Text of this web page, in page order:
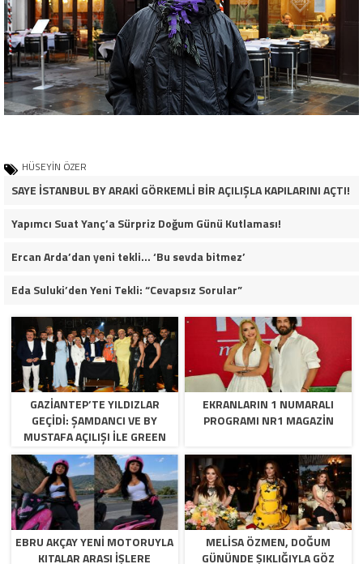
HÜSEYİN ÖZER
SAYE İSTANBUL BY ARAKİ GÖRKEMLİ BİR AÇILIŞLA KAPILARINI AÇTI!
Yapımcı Suat Yanç’a Sürpriz Doğum Günü Kutlaması!
Ercan Arda’dan yeni tekli… ‘Bu sevda bitmez’
Eda Suluki’den Yeni Tekli: “Cevapsız Sorular”
GAZİANTEP’TE YILDIZLAR
GEÇİDİ: ŞAMDANCI VE BY
MUSTAFA AÇILIŞI İLE GREEN
PARK’TA GÖRKEMLİ GALA
EKRANLARIN 1 NUMARALI
PROGRAMI NR1 MAGAZIN
EBRU AKÇAY YENI MOTORUYLA
KITALAR ARASI İŞLERE
MELISA ÖZMEN, DOĞUM
GÜNÜNDE ŞIKLIĞIYLA GÖZ